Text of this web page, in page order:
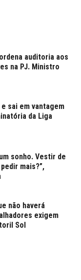
auditoria aos
na PJ. Ministro
sai em vantagem
da Liga
sonho. Vestir de
mais?”,
não haverá
exigem
Sol